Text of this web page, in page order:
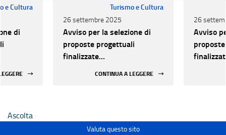
e Cultura
di
Turismo e Cultura
26 settembre 2025
Avviso per la selezione di
proposte progettuali
finalizzate
CONTINUA A LEGGERE
26
Avviso
Ascolta
Valuta questo sito